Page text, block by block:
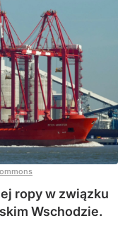
ropy w związku
Wschodzie.